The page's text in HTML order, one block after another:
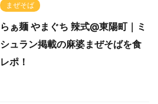
まぜそば
らぁ麺 やまぐち 辣式@東陽町｜ミ
シュラン掲載の麻婆まぜそばを食
レポ！